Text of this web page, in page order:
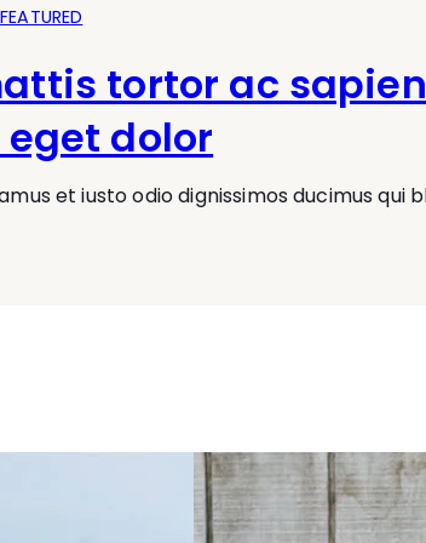
FEATURED
tortor ac
dolor
et iusto odio dignissimos ducimus